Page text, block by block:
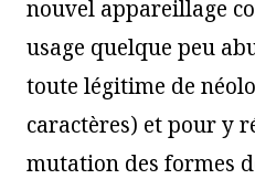
nouvel appareillage
usage quelque peu
toute légitime de
caractères) et pour y
mutation des formes